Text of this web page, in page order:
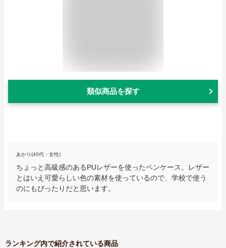
類似商品を探す
あかり(40代・女性)
ちょっと高級感のあるPUレザーを使ったペンケース。レザー
とはいえ可愛らしい色の素材を使っているので、学校で使う
のにもぴったりだと思います。
ランキング内で紹介されている商品